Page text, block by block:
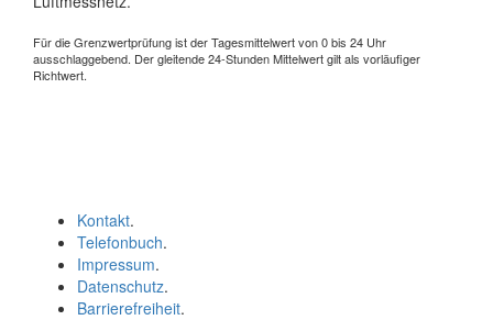
Für die Grenzwertprüfung ist der Tagesmittelwert von 0 bis 24 Uhr
ausschlaggebend. Der gleitende 24-Stunden Mittelwert gilt als vorläufiger
Richtwert.
Kontakt.
Telefonbuch.
Impressum.
Datenschutz.
Barrierefreiheit.